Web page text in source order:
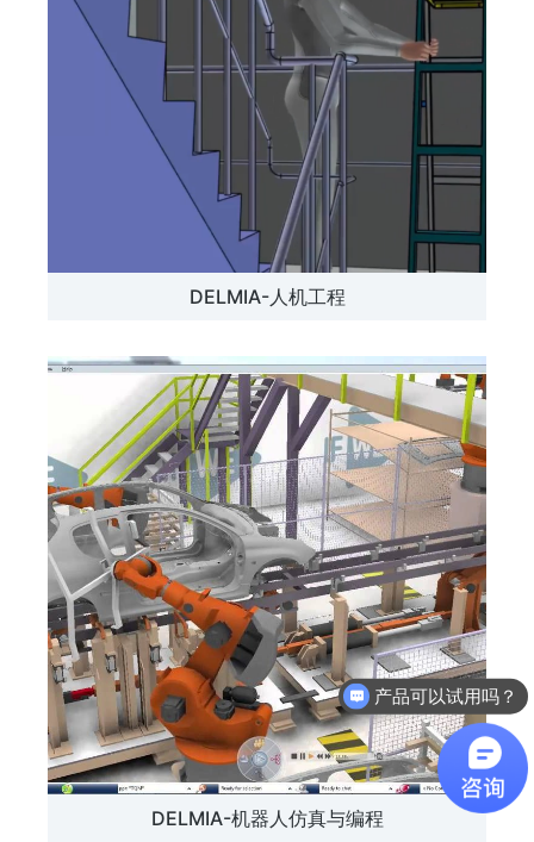
DELMIA-人机工程
DELMIA-机器人仿真与编程
产品可以试用吗？